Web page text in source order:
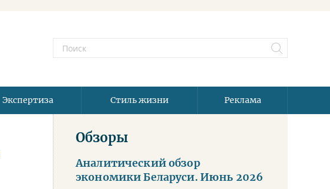
Экспертиза Стиль жизни Реклама
Обзоры
Аналитический обзор
экономики Беларуси. Июнь 2026